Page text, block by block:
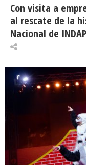
Con visita a
al rescate de la
Nacional de